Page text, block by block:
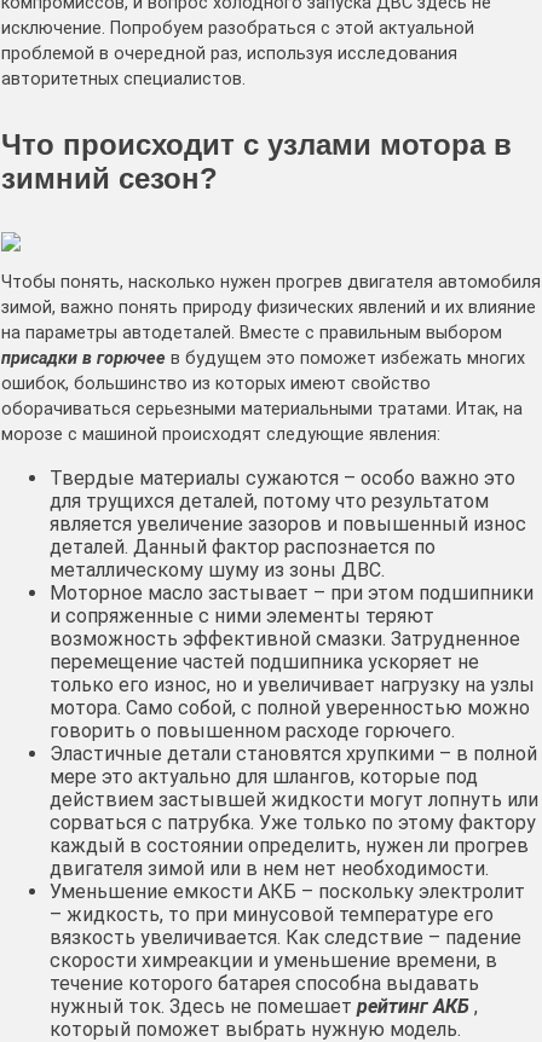
исключение. Попробуем разобраться с этой актуальной
проблемой в очередной раз, используя исследования
авторитетных специалистов.
Что происходит с узлами мотора в
зимний сезон?
Чтобы понять, насколько нужен прогрев двигателя автомобиля
зимой, важно понять природу физических явлений и их влияние
на параметры автодеталей. Вместе с правильным выбором
присадки в горючее в будущем это поможет избежать многих
ошибок, большинство из которых имеют свойство
оборачиваться серьезными материальными тратами. Итак, на
морозе с машиной происходят следующие явления:
Твердые материалы сужаются – особо важно это
для трущихся деталей, потому что результатом
является увеличение зазоров и повышенный износ
деталей. Данный фактор распознается по
металлическому шуму из зоны ДВС.
Моторное масло застывает – при этом подшипники
и сопряженные с ними элементы теряют
возможность эффективной смазки. Затрудненное
перемещение частей подшипника ускоряет не
только его износ, но и увеличивает нагрузку на узлы
мотора. Само собой, с полной уверенностью можно
говорить о повышенном расходе горючего.
Эластичные детали становятся хрупкими – в полной
мере это актуально для шлангов, которые под
действием застывшей жидкости могут лопнуть или
сорваться с патрубка. Уже только по этому фактору
каждый в состоянии определить, нужен ли прогрев
двигателя зимой или в нем нет необходимости.
Уменьшение емкости АКБ – поскольку электролит
– жидкость, то при минусовой температуре его
вязкость увеличивается. Как следствие – падение
скорости химреакции и уменьшение времени, в
течение которого батарея способна выдавать
нужный ток. Здесь не помешает рейтинг АКБ ,
который поможет выбрать нужную модель.